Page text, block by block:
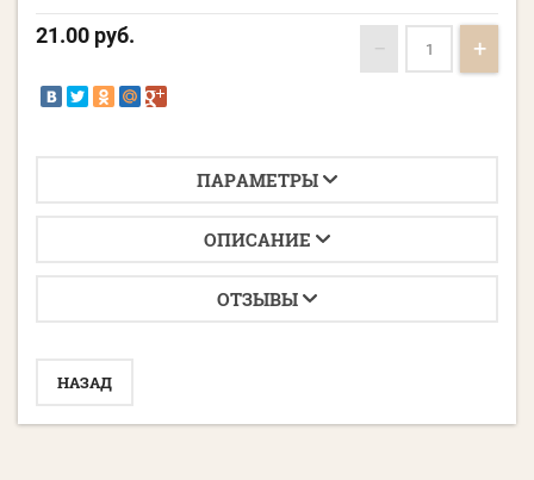
21.00 руб. − +
ПАРАМЕТРЫ
ОПИСАНИЕ
ОТЗЫВЫ
НАЗАД